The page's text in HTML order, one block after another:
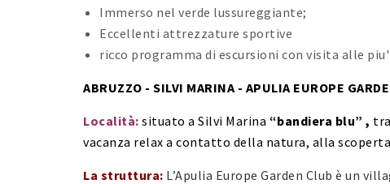
Immerso nel verde lussureggiante;
Eccellenti attrezzature sportive
ricco programma di escursioni con visita alle
ABRUZZO - SILVI MARINA - APULIA EUROPE
Località: situato a Silvi Marina “bandiera blu” ,
vacanza relax a contatto della natura, alla
La struttura: L’Apulia Europe Garden Club è un